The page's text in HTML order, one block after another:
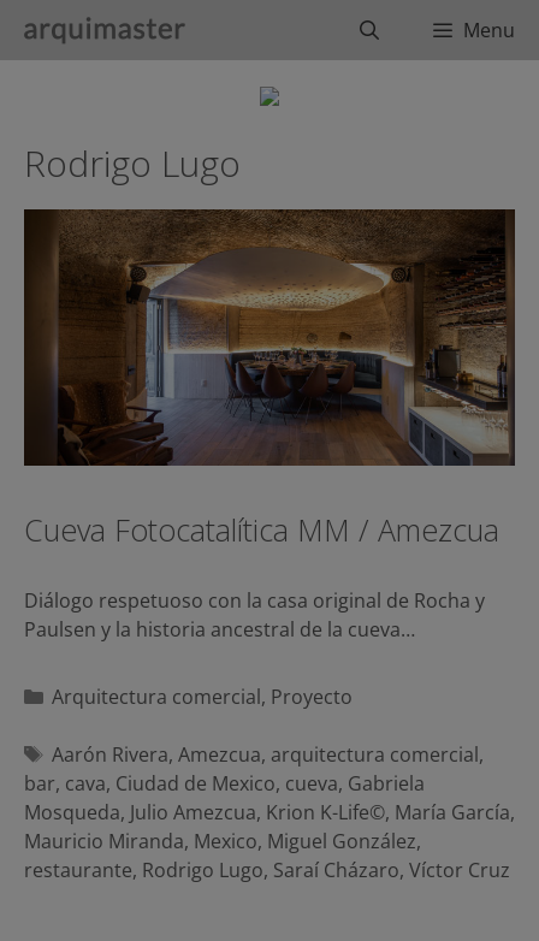
BuscarMenu
Rodrigo Lugo
Cueva Fotocatalítica MM / Amezcua
Diálogo respetuoso con la casa original de Rocha y
Paulsen y la historia ancestral de la cueva…
Categorías
Arquitectura comercial, Proyecto
Etiquetas
Aarón Rivera, Amezcua, arquitectura comercial,
bar, cava, Ciudad de Mexico, cueva, Gabriela
Mosqueda, Julio Amezcua, Krion K-Life©, María García,
Mauricio Miranda, Mexico, Miguel González,
restaurante, Rodrigo Lugo, Saraí Cházaro, Víctor Cruz